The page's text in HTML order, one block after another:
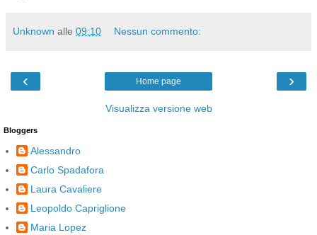
Unknown alle 09:10 Nessun commento:
‹ ›
Home page
Visualizza versione web
Bloggers
Alessandro
Carlo Spadafora
Laura Cavaliere
Leopoldo Capriglione
Maria Lopez